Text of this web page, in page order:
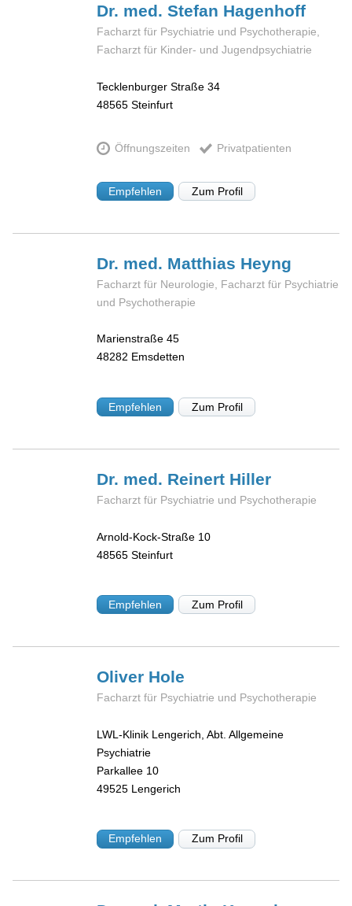
Dr. med. Stefan Hagenhoff
Facharzt für Psychiatrie und Psychotherapie,
Facharzt für Kinder- und Jugendpsychiatrie
Tecklenburger Straße 34
48565 Steinfurt
Öffnungszeiten Privatpatienten
Empfehlen Zum Profil
Dr. med. Matthias Heyng
Facharzt für Neurologie, Facharzt für Psychiatrie
und Psychotherapie
Marienstraße 45
48282 Emsdetten
Empfehlen Zum Profil
Dr. med. Reinert Hiller
Facharzt für Psychiatrie und Psychotherapie
Arnold-Kock-Straße 10
48565 Steinfurt
Empfehlen Zum Profil
Oliver Hole
Facharzt für Psychiatrie und Psychotherapie
LWL-Klinik Lengerich, Abt. Allgemeine
Psychiatrie
Parkallee 10
49525 Lengerich
Empfehlen Zum Profil